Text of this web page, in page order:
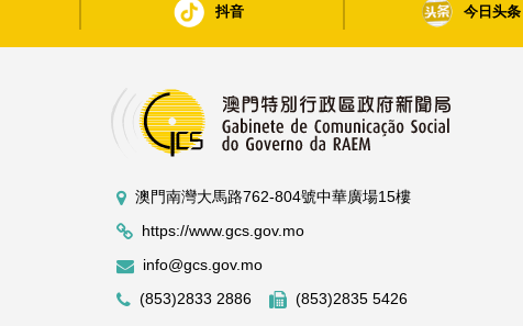
抖音 今日头条
澳門南灣大馬路762-804號中華廣場15樓
https://www.gcs.gov.mo
info@gcs.gov.mo
(853)2833 2886
(853)2835 5426